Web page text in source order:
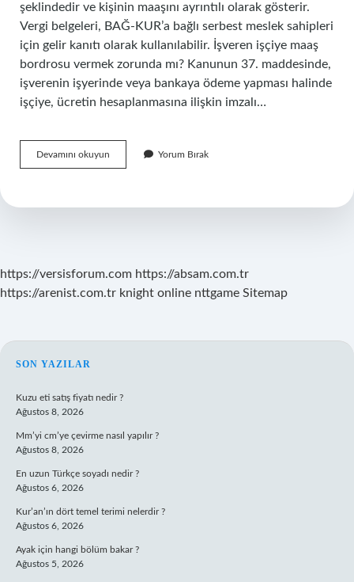
şeklindedir ve kişinin maaşını ayrıntılı olarak gösterir.
Vergi belgeleri, BAĞ-KUR’a bağlı serbest meslek sahipleri
için gelir kanıtı olarak kullanılabilir. İşveren işçiye maaş
bordrosu vermek zorunda mı? Kanunun 37. maddesinde,
işverenin işyerinde veya bankaya ödeme yapması halinde
işçiye, ücretin hesaplanmasına ilişkin imzalı…
Devamını okuyun
Sektör
Nereden
Yorum Bırak
https://versisforum.com https://absam.com.tr
https://arenist.com.tr knight online nttgame Sitemap
SIDEBAR
SON YAZILAR
Kuzu eti satış fiyatı nedir ?
Ağustos 8, 2026
Mm’yi cm’ye çevirme nasıl yapılır ?
Ağustos 8, 2026
En uzun Türkçe soyadı nedir ?
Ağustos 6, 2026
Kur’an’ın dört temel terimi nelerdir ?
Ağustos 6, 2026
Ayak için hangi bölüm bakar ?
Ağustos 5, 2026